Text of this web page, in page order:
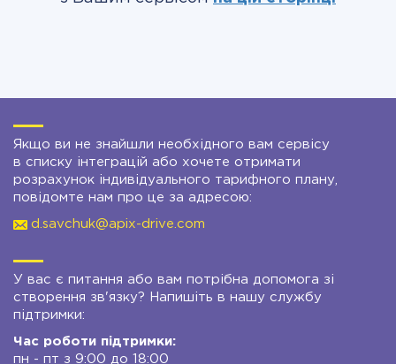
Якщо ви не знайшли необхідного вам сервісу
в списку інтеграцій або хочете отримати
розрахунок індивідуального тарифного плану,
повідомте нам про це за адресою:
d.savchuk@apix-drive.com
У вас є питання або вам потрібна допомога зі
створення зв'язку? Напишіть в нашу службу
підтримки:
Час роботи підтримки:
пн - пт з 9:00 до 18:00